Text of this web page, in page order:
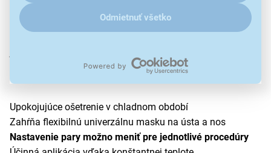
Odmietnuť všetko
Veľmi tiché inhalačné zariadenie Beurer SI40 zaujme
svojou účinnou aplikáciou. Kvapaliny, ako sú soľné roztoky
chladné obdobie s Beurerom!
Upokojujúce ošetrenie v chladnom období
Zahŕňa flexibilnú univerzálnu masku na ústa a nos
Nastavenie pary možno meniť pre jednotlivé procedúry